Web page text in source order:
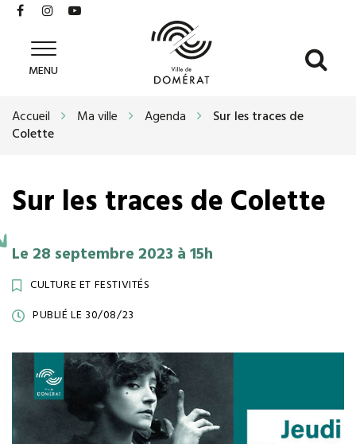
Gestion des traceurs
Lien
le
compte
Facebook
Lien
le
compte
Instagram
MENU
Accueil Ma ville Agenda
Sur les traces de
Colette
Sur les traces de Colette
Le 28 septembre 2023 à 15h
CULTURE ET FESTIVITÉS
PUBLIÉ LE 30/08/23